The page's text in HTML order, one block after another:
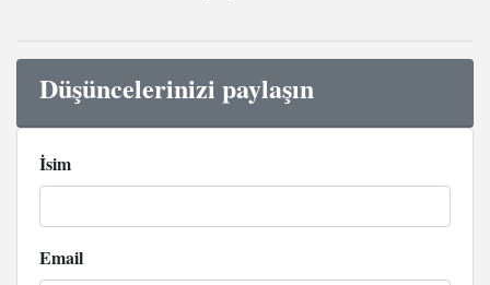
Düşüncelerinizi paylaşın
İsim
Email